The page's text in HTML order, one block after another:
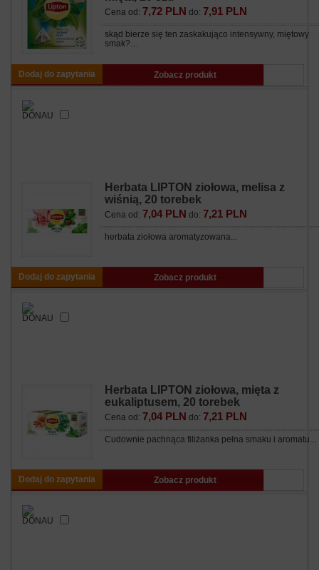
Cena od: 7,72 PLN do: 7,91 PLN
skąd bierze się ten zaskakująco intensywny, miętowy
smak?…
Dodaj do zapytania Zobacz produkt
Herbata LIPTON ziołowa, melisa z
wiśnią, 20 torebek
Cena od: 7,04 PLN do: 7,21 PLN
herbata ziołowa aromatyzowana...
Dodaj do zapytania Zobacz produkt
Herbata LIPTON ziołowa, mięta z
eukaliptusem, 20 torebek
Cena od: 7,04 PLN do: 7,21 PLN
Cudownie pachnąca filiżanka pełna smaku i aromatu...
Dodaj do zapytania Zobacz produkt